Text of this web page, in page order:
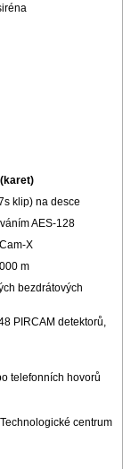
klip) na desce
AES-128
X
m
bezdrátových
PIRCAM detektorů,
telefonních hovorů
centrum